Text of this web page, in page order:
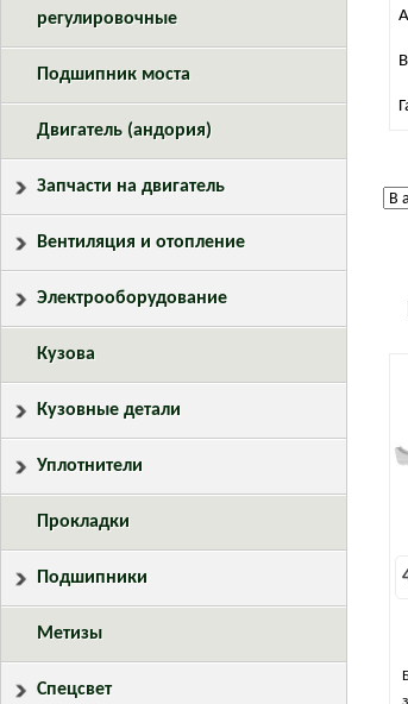
регулировочные
Подшипник моста
Двигатель (андория)
Запчасти на двигатель
Вентиляция и отопление
Электрооборудование
Кузова
Кузовные детали
Уплотнители
Прокладки
Подшипники
Метизы
Спецсвет